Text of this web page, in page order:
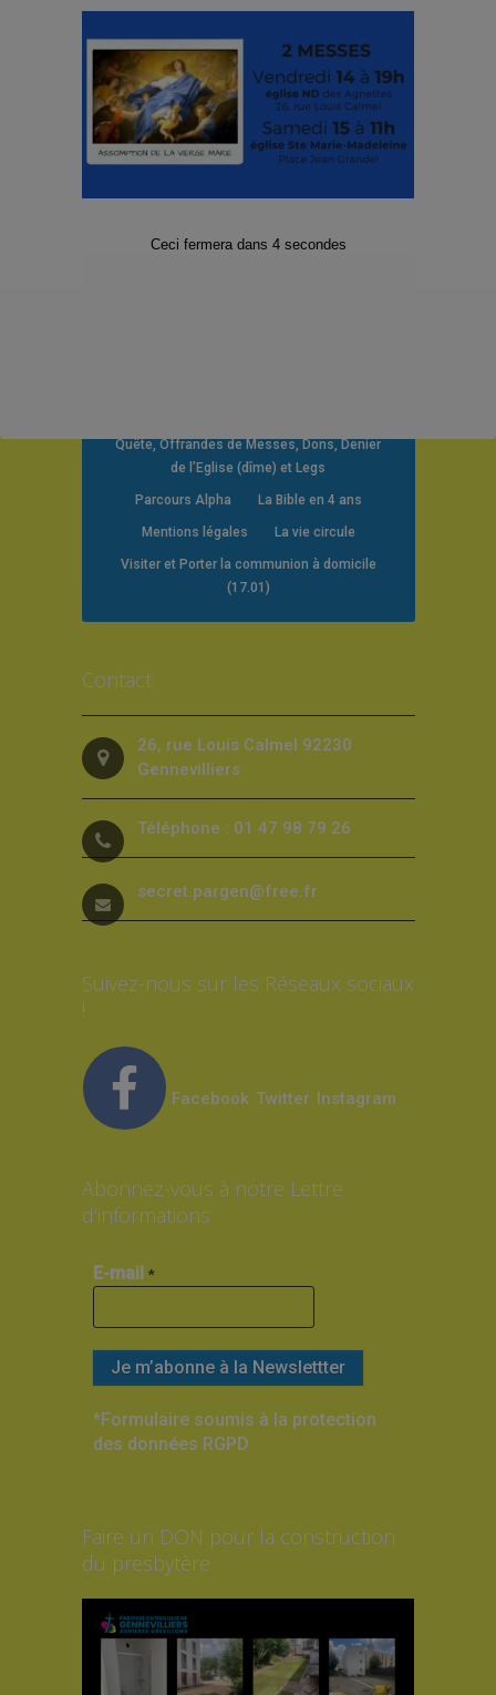
Olivier Joncour
Uncategorized
80 ans,anniversaire laïcs
France,prêtres,travail
0 commentaires
Quête, Offrandes de Messes, Dons, Denier
de l’Eglise (dîme) et Legs
Parcours Alpha La Bible en 4 ans
Mentions légales La vie circule
Visiter et Porter la communion à domicile
(17.01)
Contact
26, rue Louis Calmel 92230
Gennevilliers
Téléphone : 01 47 98 79 26
secret.pargen@free.fr
Suivez-nous sur les Réseaux sociaux
!
Facebook Twitter Instagram
Abonnez-vous à notre Lettre
d’informations
E-mail *
*Formulaire soumis à la protection
des données RGPD
Faire un DON pour la construction
du presbytère
Ceci fermera dans 3secondes